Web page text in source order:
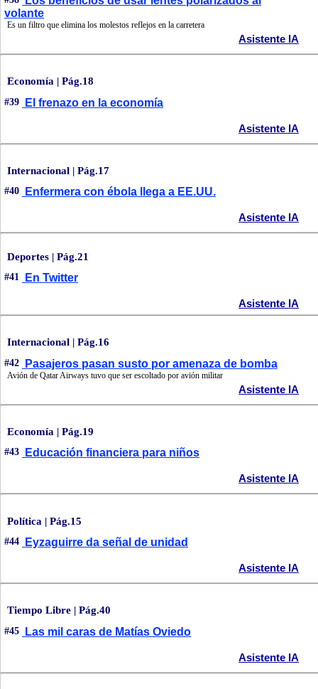
volante
Es un filtro que elimina los molestos reflejos en la carretera
Asistente IA
Economía | Pág.18
#39 El frenazo en la economía
Asistente IA
Internacional | Pág.17
#40 Enfermera con ébola llega a EE.UU.
Asistente IA
Deportes | Pág.21
#41 En Twitter
Asistente IA
Internacional | Pág.16
#42 Pasajeros pasan susto por amenaza de bomba
Avión de Qatar Airways tuvo que ser escoltado por avión militar
Asistente IA
Economía | Pág.19
#43 Educación financiera para niños
Asistente IA
Política | Pág.15
#44 Eyzaguirre da señal de unidad
Asistente IA
Tiempo Libre | Pág.40
#45 Las mil caras de Matías Oviedo
Asistente IA